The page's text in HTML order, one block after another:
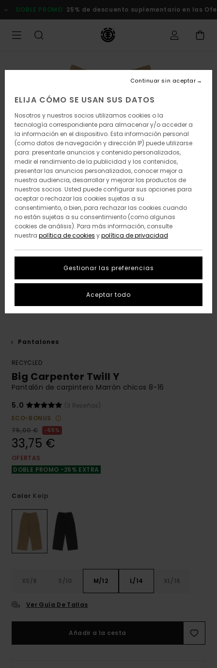
la
DOBLE PROMO 25% de descuento suplementario en las
Pantalones
RECYCLED
Big Carpenter Twill Y
Pantalón de carpintero Marrón chicos 8-16
5.0
(3 Reseñas)
ECO-BONUS
75,00 €
55%
33,75 €
OFERTAS
DOBLE PROMO -25% EXTRA
Color Kelp
XS/8 S/10 M/12 L/14 XL/16
Ver Guía De Tallas
Añadir a la cesta
ELIJA CÓMO SE USAN SUS DATOS
Nosotros y nuestros socios utilizamos cookies o la
tecnología correspondiente para almacenar y/o acceder a
la información en el dispositivo. Esta información personal
(como datos de navegación y dirección IP) puede utilizarse
para: presentarle anuncios y contenido personalizados,
medir el rendimiento de la publicidad y los contenidos,
presentar las anuncios personalizados, conocer mejor a
nuestra audiencia, desarrollar y mejorar los productos de
nuestros socios. Usted puede configurar sus opciones para
aceptar o rechazar las cookies sujetas a su
consentimiento, o bien, para rechazar las cookies cuando
no están sujetas a su consentimiento (como algunas
cookies de análisis). Para más información, consulte
nuestra política de cookies ypolítica de privacidad
Gestionar las preferencias
Continuar sin aceptar
Aceptar todo